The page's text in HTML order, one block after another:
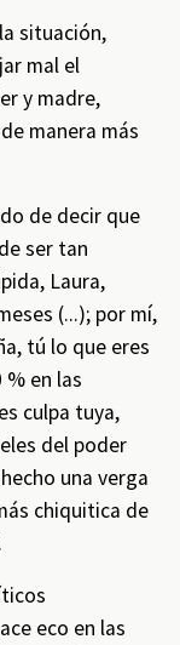
situación,
mal el
y madre,
manera más
de decir que
ser tan
Laura,
(...); por mí,
tú lo que eres
en las
culpa tuya,
del poder
una verga
chiquitica de
eco en las